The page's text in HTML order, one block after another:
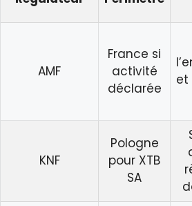
AMF
France si
activité
déclarée
et
KNF
Pologne
pour XTB
SA